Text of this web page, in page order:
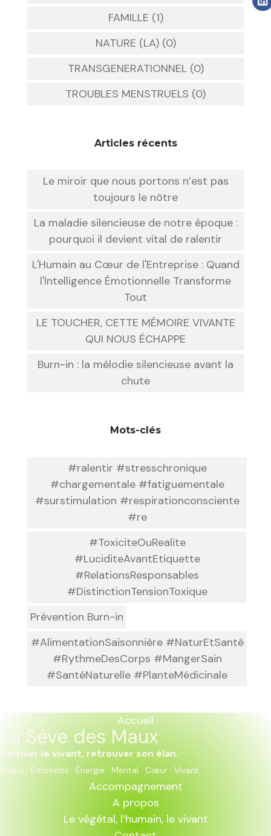
FAMILLE (1)
NATURE (LA) (0)
TRANSGENERATIONNEL (0)
TROUBLES MENSTRUELS (0)
Articles récents
Le miroir que nous portons n’est pas
toujours le nôtre
La maladie silencieuse de notre époque :
pourquoi il devient vital de ralentir
L'Humain au Cœur de l'Entreprise : Quand
l'Intelligence Émotionnelle Transforme
Tout
LE TOUCHER, CETTE MÉMOIRE VIVANTE
QUI NOUS ÉCHAPPE
Burn-in : la mélodie silencieuse avant la
chute
Mots-clés
#ralentir #stresschronique
#chargementale #fatiguementale
#surstimulation #respirationconsciente
#re
#ToxiciteOuRealite
#LuciditeAvantEtiquette
#RelationsResponsables
#DistinctionTensionToxique
Prévention Burn-in
#AlimentationSaisonnière #NaturEtSanté
#RythmeDesCorps #MangerSain
#SantéNaturelle #PlanteMédicinale
Accueil
La Sève des Maux
Cultiver le vivant, retrouver son élan.
Corps · Émotions · Énergie · Mental · Cœur · Vivant
Accompagnement
A propos
Le végétal, l’humain, le vivant